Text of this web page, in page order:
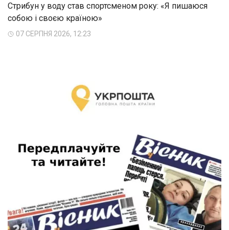
Стрибун у воду став спортсменом року: «Я пишаюся
собою і своєю країною»
07 СЕРПНЯ 2026, 12:23